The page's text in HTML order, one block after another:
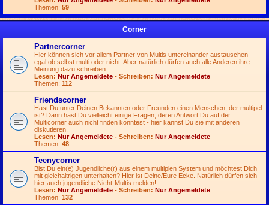
Themen: 59
Corner
Partnercorner
Hier können sich vor allem Partner von Multis untereinander austauschen -
egal ob selbst multi oder nicht. Aber natürlich dürfen auch alle Anderen ihre
Meinung dazu schreiben.
Lesen: Nur Angemeldete - Schreiben: Nur Angemeldete
Themen: 112
Friendscorner
Hast Du unter Deinen Bekannten oder Freunden einen Menschen, der multipel
ist? Dann hast Du vielleicht einige Fragen, deren Antwort Du auf der
Multicorner auch nicht finden konntest - hier kannst Du sie mit anderen
diskutieren.
Lesen: Nur Angemeldete - Schreiben: Nur Angemeldete
Themen: 48
Teenycorner
Bist Du ein(e) Jugendliche(r) aus einem multiplen System und möchtest Dich
mit gleichaltrigen unterhalten? Hier ist Deine/Eure Ecke. Natürlich dürfen sich
hier auch jugendliche Nicht-Multis melden!
Lesen: Nur Angemeldete - Schreiben: Nur Angemeldete
Themen: 132